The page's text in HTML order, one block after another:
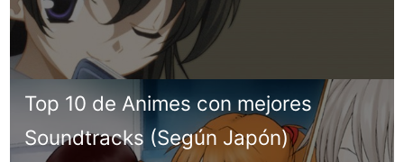
Top 10 de Animes con mejores
Soundtracks (Según Japón)